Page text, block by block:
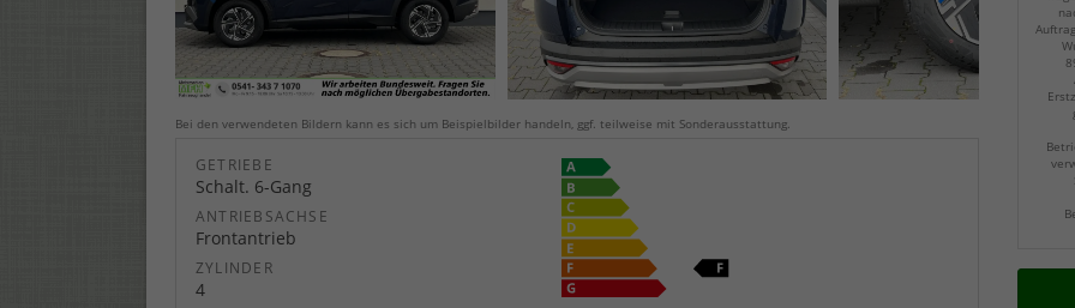
Bei den verwendeten Bildern kann es sich um Beispielbilder handeln, ggf. teilweise mit Sonderausstattung.
GETRIEBE
Schalt. 6-Gang
ANTRIEBSACHSE
Frontantrieb
ZYLINDER
4